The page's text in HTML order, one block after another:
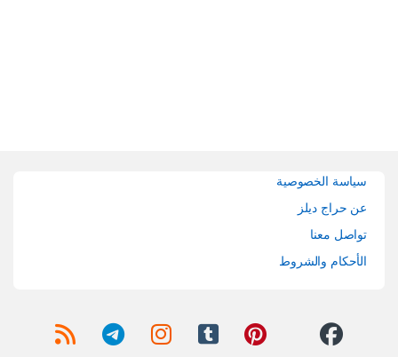
سياسة الخصوصية
عن حراج ديلز
تواصل معنا
الأحكام والشروط